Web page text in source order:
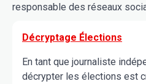
responsable des réseaux
Décryptage Élections
En tant que journaliste
décrypter les élections est